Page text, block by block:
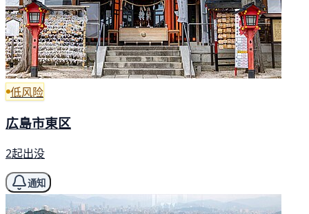
低风险
広島市東区
2起出没
通知